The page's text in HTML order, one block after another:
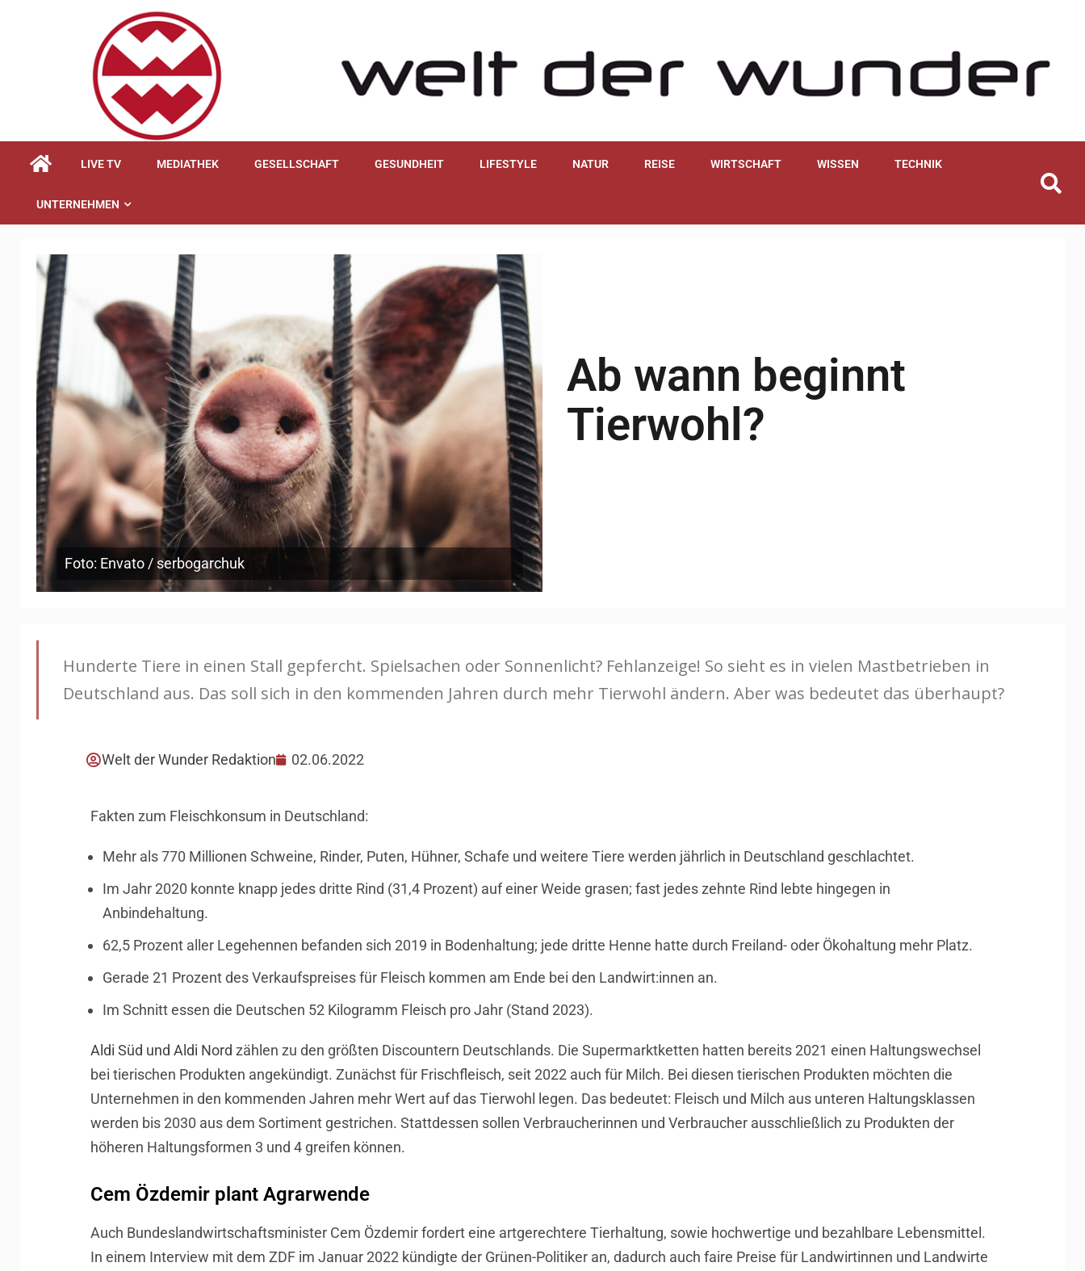
LIVE TV MEDIATHEK GESELLSCHAFT GESUNDHEIT LIFESTYLE NATUR REISE WIRTSCHAFT WISSEN TECHNIK
UNTERNEHMEN
Foto: Envato / serbogarchuk
Ab wann beginnt
Tierwohl?
Hunderte Tiere in einen Stall gepfercht. Spielsachen oder Sonnenlicht? Fehlanzeige! So sieht es in vielen Mastbetrieben in
Deutschland aus. Das soll sich in den kommenden Jahren durch mehr Tierwohl ändern. Aber was bedeutet das überhaupt?
Welt der Wunder Redaktion 02.06.2022
Fakten zum Fleischkonsum in Deutschland:
Mehr als 770 Millionen Schweine, Rinder, Puten, Hühner, Schafe und weitere Tiere werden jährlich in Deutschland geschlachtet.
Im Jahr 2020 konnte knapp jedes dritte Rind (31,4 Prozent) auf einer Weide grasen; fast jedes zehnte Rind lebte hingegen in
Anbindehaltung.
62,5 Prozent aller Legehennen befanden sich 2019 in Bodenhaltung; jede dritte Henne hatte durch Freiland- oder Ökohaltung mehr Platz.
Gerade 21 Prozent des Verkaufspreises für Fleisch kommen am Ende bei den Landwirt:innen an.
Im Schnitt essen die Deutschen 52 Kilogramm Fleisch pro Jahr (Stand 2023).
Aldi Süd und Aldi Nord zählen zu den größten Discountern Deutschlands. Die Supermarktketten hatten bereits 2021 einen Haltungswechsel
bei tierischen Produkten angekündigt. Zunächst für Frischfleisch, seit 2022 auch für Milch. Bei diesen tierischen Produkten möchten die
Unternehmen in den kommenden Jahren mehr Wert auf das Tierwohl legen. Das bedeutet: Fleisch und Milch aus unteren Haltungsklassen
werden bis 2030 aus dem Sortiment gestrichen. Stattdessen sollen Verbraucherinnen und Verbraucher ausschließlich zu Produkten der
höheren Haltungsformen 3 und 4 greifen können.
Cem Özdemir plant Agrarwende
Auch Bundeslandwirtschaftsminister Cem Özdemir fordert eine artgerechtere Tierhaltung, sowie hochwertige und bezahlbare Lebensmittel.
In einem Interview mit dem ZDF im Januar 2022 kündigte der Grünen-Politiker an, dadurch auch faire Preise für Landwirtinnen und Landwirte